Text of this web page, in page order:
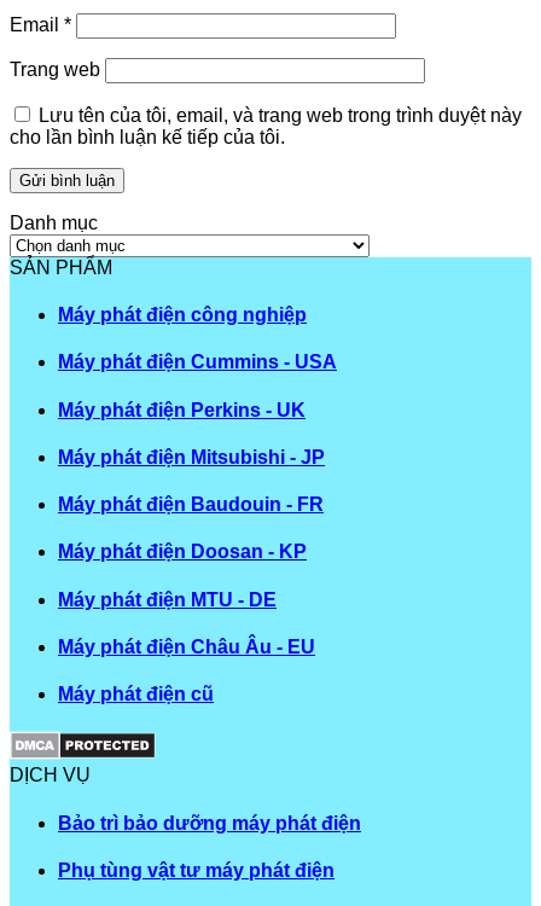
Email *
Trang web
Lưu tên của tôi, email, và trang web trong trình duyệt này
cho lần bình luận kế tiếp của tôi.
Danh mục
Danh
mục
SẢN PHẨM
Máy phát điện công nghiệp
Máy phát điện Cummins - USA
Máy phát điện Perkins - UK
Máy phát điện Mitsubishi - JP
Máy phát điện Baudouin - FR
Máy phát điện Doosan - KP
Máy phát điện MTU - DE
Máy phát điện Châu Âu - EU
Máy phát điện cũ
DỊCH VỤ
Bảo trì bảo dưỡng máy phát điện
Phụ tùng vật tư máy phát điện